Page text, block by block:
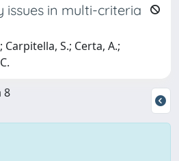
issues in multi-criteria
Carpitella, S.; Certa, A.;
8